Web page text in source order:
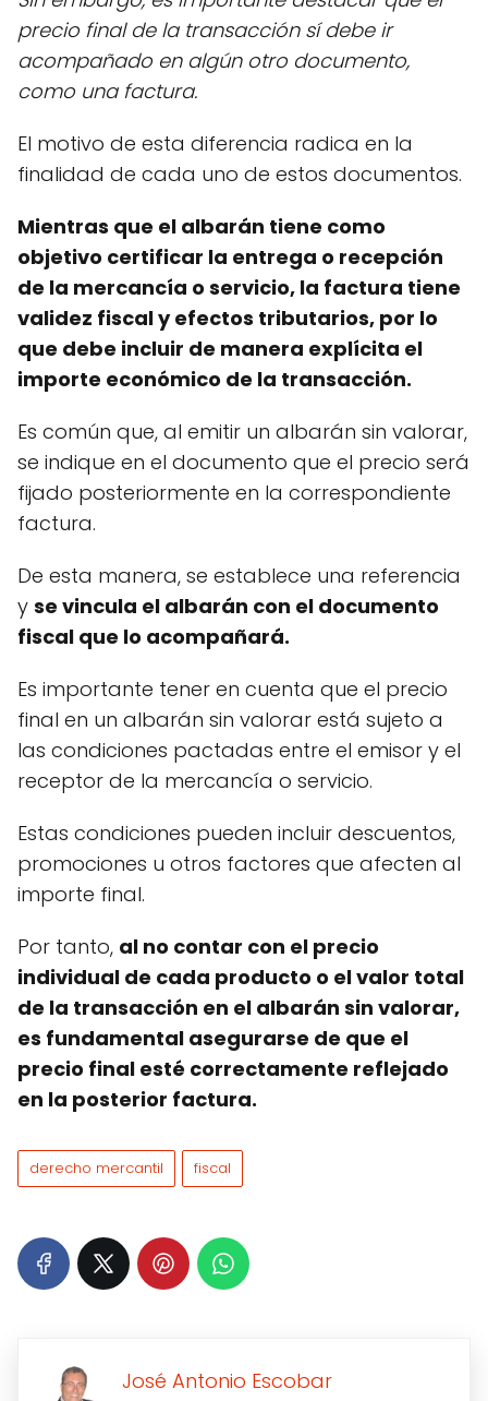
precio final de la transacción sí debe ir
acompañado en algún otro documento,
como una factura.
El motivo de esta diferencia radica en la
finalidad de cada uno de estos documentos.
Mientras que el albarán tiene como
objetivo certificar la entrega o recepción
de la mercancía o servicio, la factura tiene
validez fiscal y efectos tributarios, por lo
que debe incluir de manera explícita el
importe económico de la transacción.
Es común que, al emitir un albarán sin valorar,
se indique en el documento que el precio será
fijado posteriormente en la correspondiente
factura.
De esta manera, se establece una referencia
y se vincula el albarán con el documento
fiscal que lo acompañará.
Es importante tener en cuenta que el precio
final en un albarán sin valorar está sujeto a
las condiciones pactadas entre el emisor y el
receptor de la mercancía o servicio.
Estas condiciones pueden incluir descuentos,
promociones u otros factores que afecten al
importe final.
Por tanto, al no contar con el precio
individual de cada producto o el valor total
de la transacción en el albarán sin valorar,
es fundamental asegurarse de que el
precio final esté correctamente reflejado
en la posterior factura.
derecho mercantil fiscal
José Antonio Escobar